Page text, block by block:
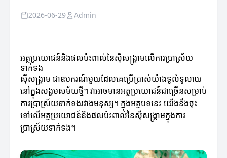
2026-06-29 Admin
អត្ថប្រយោជន៍និងផលប៉ះពាល់នៃស៊ីសង្រ្គាមលើការប្រាស្រ័យ
ទាក់ទង
ស៊ីសង្រ្គាម ជាឧបករណ៍មួយដែលគេប្រើប្រាស់យ៉ាងទូលំទូលាយ
នៅក្នុងសង្គមសម័យថ្មី។ វាអាចមានអត្ថប្រយោជន៍ជាច្រើនសម្រាប់
ការប្រាស្រ័យទាក់ទងរវាងមនុស្ស។ ក្នុងអត្ថបទនេះ យើងនឹងចុះ
ទៅលើអត្ថប្រយោជន៍និងផលប៉ះពាល់នៃស៊ីសង្រ្គាមក្នុងការ
ប្រាស្រ័យទាក់ទង។